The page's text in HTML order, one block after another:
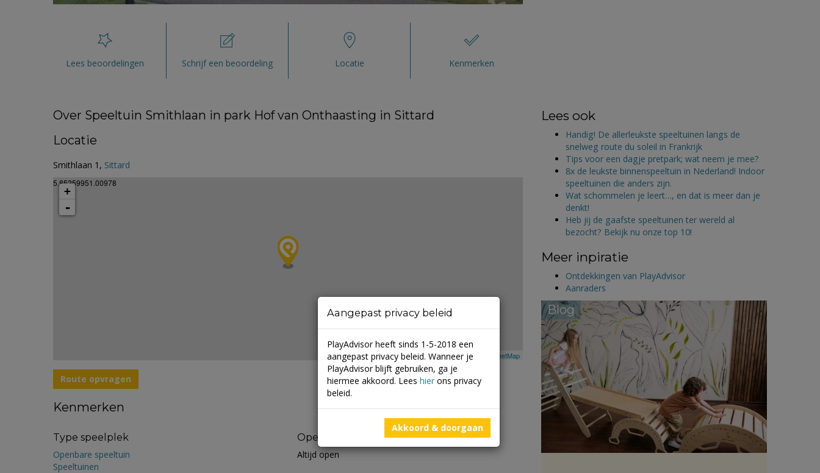
Lees beoordelingen Schrijf een beoordeling Locatie Kenmerken
Over Speeltuin Smithlaan in park Hof van Onthaasting in Sittard
Locatie
Smithlaan 1, Sittard
5.85259951.00978
+
-
Leaflet | ©Mapbox © OpenStreetMap
Route opvragen
Kenmerken
Type speelplek
Openbare speeltuin
Speeltuinen
Openingstijden
Altijd open
Lees ook
Handig! De allerleukste speeltuinen langs de
snelweg route du soleil in Frankrijk
Tips voor een dagje pretpark; wat neem je mee?
8x de leukste binnenspeeltuin in Nederland! Indoor
speeltuinen die anders zijn.
Wat schommelen je leert…, en dat is meer dan je
denkt!
Heb jij de gaafste speeltuinen ter wereld al
bezocht? Bekijk nu onze top 10!
Meer inpiratie
Ontdekkingen van PlayAdvisor
Aanraders
Blog
Aangepast privacy beleid
PlayAdvisor heeft sinds 1-5-2018 een
aangepast privacy beleid. Wanneer je
PlayAdvisor blijft gebruiken, ga je
hiermee akkoord. Lees hier ons privacy
beleid.
Akkoord & doorgaan